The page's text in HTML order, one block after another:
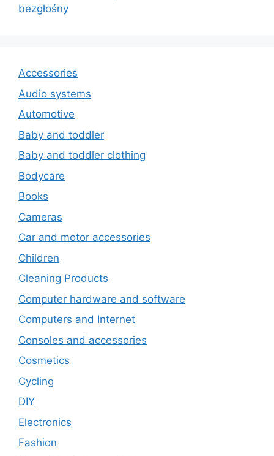
bezgłośny
Accessories
Audio systems
Automotive
Baby and toddler
Baby and toddler clothing
Bodycare
Books
Cameras
Car and motor accessories
Children
Cleaning Products
Computer hardware and software
Computers and Internet
Consoles and accessories
Cosmetics
Cycling
DIY
Electronics
Fashion